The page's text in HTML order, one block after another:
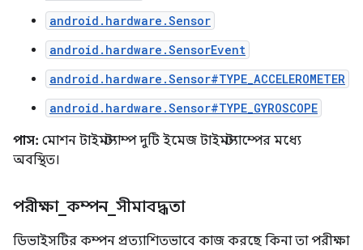
android.hardware.Sensor
android.hardware.SensorEvent
android.hardware.Sensor#TYPE_ACCELEROMETER
android.hardware.Sensor#TYPE_GYROSCOPE
পাস: মোশন টাইমস্ট্যাম্প দুটি ইমেজ টাইমস্ট্যাম্পের মধ্যে
অবস্থিত।
পরীক্ষা_ কম্পন_ সীমাবদ্ধতা
ডিভাইসটির কম্পন প্রত্যাশিতভাবে কাজ করছে কিনা তা পরীক্ষা